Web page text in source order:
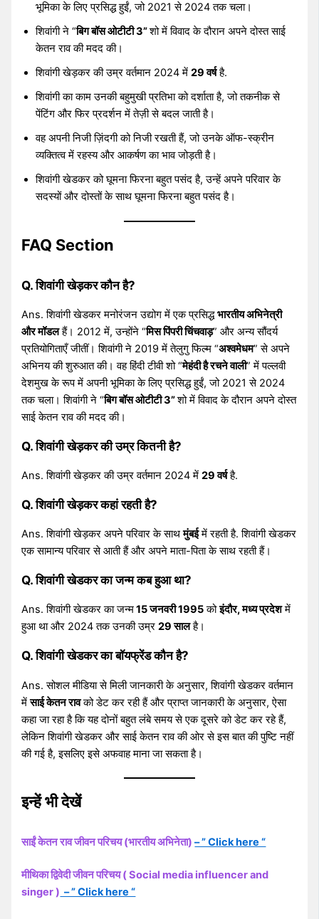
भूमिका के लिए प्रसिद्ध हुईं, जो 2021 से 2024 तक चला।
शिवांगी ने “बिग बॉस ओटीटी 3”शो में विवाद के दौरान अपने दोस्त साई
केतन राव की मदद की।
शिवांगी खेड़कर की उम्र वर्तमान 2024 में29 वर्षहै.
शिवांगी का काम उनकी बहुमुखी प्रतिभा को दर्शाता है, जो तकनीक से
पेंटिंग और फिर प्रदर्शन में तेज़ी से बदल जाती है।
वह अपनी निजी ज़िंदगी को निजी रखती हैं, जो उनके ऑफ-स्क्रीन
व्यक्तित्व में रहस्य और आकर्षण का भाव जोड़ती है।
शिवांगी खेडकर को घूमना फिरना बहुत पसंद है, उन्हें अपने परिवार के
सदस्यों और दोस्तों के साथ घूमना फिरना बहुत पसंद है।
FAQ Section
Q. शिवांगी खेड़कर कौन है?
Ans. शिवांगी खेडकर मनोरंजन उद्योग में एक प्रसिद्धभारतीय अभिनेत्री
और मॉडलहैं। 2012 में, उन्होंने “मिस पिंपरी चिंचवाड़” और अन्य सौंदर्य
प्रतियोगिताएँ जीतीं। शिवांगी ने 2019 में तेलुगु फिल्म “अश्वमेधम” से अपने
अभिनय की शुरुआत की। वह हिंदी टीवी शो “मेहंदी है रचने वाली” में पल्लवी
देशमुख के रूप में अपनी भूमिका के लिए प्रसिद्ध हुईं, जो 2021 से 2024
तक चला। शिवांगी ने “बिग बॉस ओटीटी 3”शो में विवाद के दौरान अपने दोस्त
साई केतन राव की मदद की।
Q. शिवांगी खेड़कर की उम्र कितनी है?
Ans. शिवांगी खेड़कर की उम्र वर्तमान 2024 में29 वर्षहै.
Q. शिवांगी खेड़कर कहां रहती है?
Ans. शिवांगी खेड़कर अपने परिवार के साथमुंबईमें रहती है. शिवांगी खेडकर
एक सामान्य परिवार से आती हैं और अपने माता-पिता के साथ रहती हैं।
Q. शिवांगी खेडकर का जन्म कब हुआ था?
Ans. शिवांगी खेडकर का जन्म15 जनवरी 1995कोइंदौर, मध्य प्रदेशमें
हुआ था और 2024 तक उनकी उम्र29 सालहै।
Q. शिवांगी खेडकर का बॉयफ्रेंड कौन है?
Ans. सोशल मीडिया से मिली जानकारी के अनुसार, शिवांगी खेडकर वर्तमान
मेंसाई केतन रावको डेट कर रही हैं और प्राप्त जानकारी के अनुसार, ऐसा
कहा जा रहा है कि यह दोनों बहुत लंबे समय से एक दूसरे को डेट कर रहे हैं,
लेकिन शिवांगी खेडकर और साई केतन राव की ओर से इस बात की पुष्टि नहीं
की गई है, इसलिए इसे अफवाह माना जा सकता है।
इन्हें भी देखें
साईं केतन राव जीवन परिचय (भारतीय अभिनेता)– ” Click here “
मीथिका द्विवेदी जीवन परिचय ( Social media influencer and
singer ) – ” Click here “